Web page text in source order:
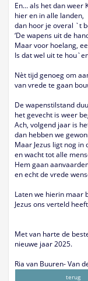
En… als het dan weer
hier en in alle landen,
dan hoor je overal `t
‘De wapens uit de
Maar voor hoelang,
Is dat wel uit te
Nèt tijd genoeg om
van vrede te gaan
De wapenstilstand
het gevecht is weer
Ach, volgend jaar is
dan hebben we
Maar Jezus ligt nog in
en wacht tot alle
Hem gaan
en echt de vrede
Laten we hierin maar
Jezus ons verteld
Met van harte de
nieuwe jaar 2025.
Ria van Buuren- Van
terug